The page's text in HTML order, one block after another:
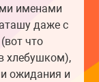
именами
даже с
что
хлебушком),
ожидания и